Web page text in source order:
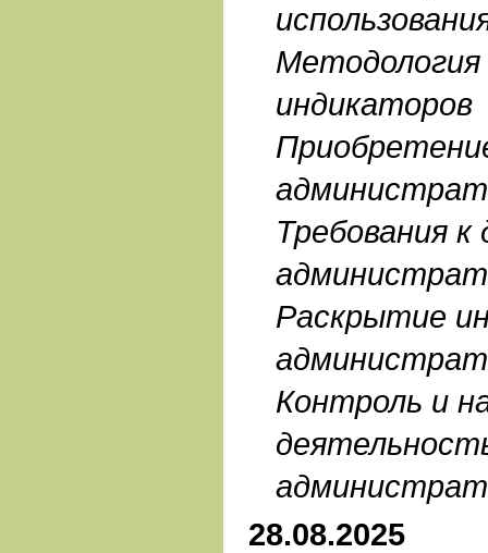
Методология
индикаторов
Требования
Раскрытие
Контроль и
28.08.2025